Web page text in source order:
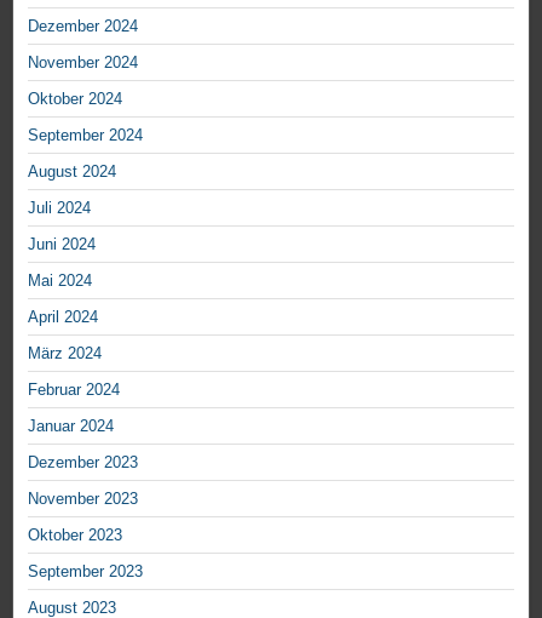
Dezember 2024
November 2024
Oktober 2024
September 2024
August 2024
Juli 2024
Juni 2024
Mai 2024
April 2024
März 2024
Februar 2024
Januar 2024
Dezember 2023
November 2023
Oktober 2023
September 2023
August 2023